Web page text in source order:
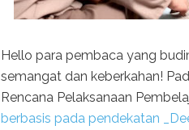
Hello para pembaca yang
semangat dan keberkahan!
Rencana Pelaksanaan
berbasis pada pendekatan